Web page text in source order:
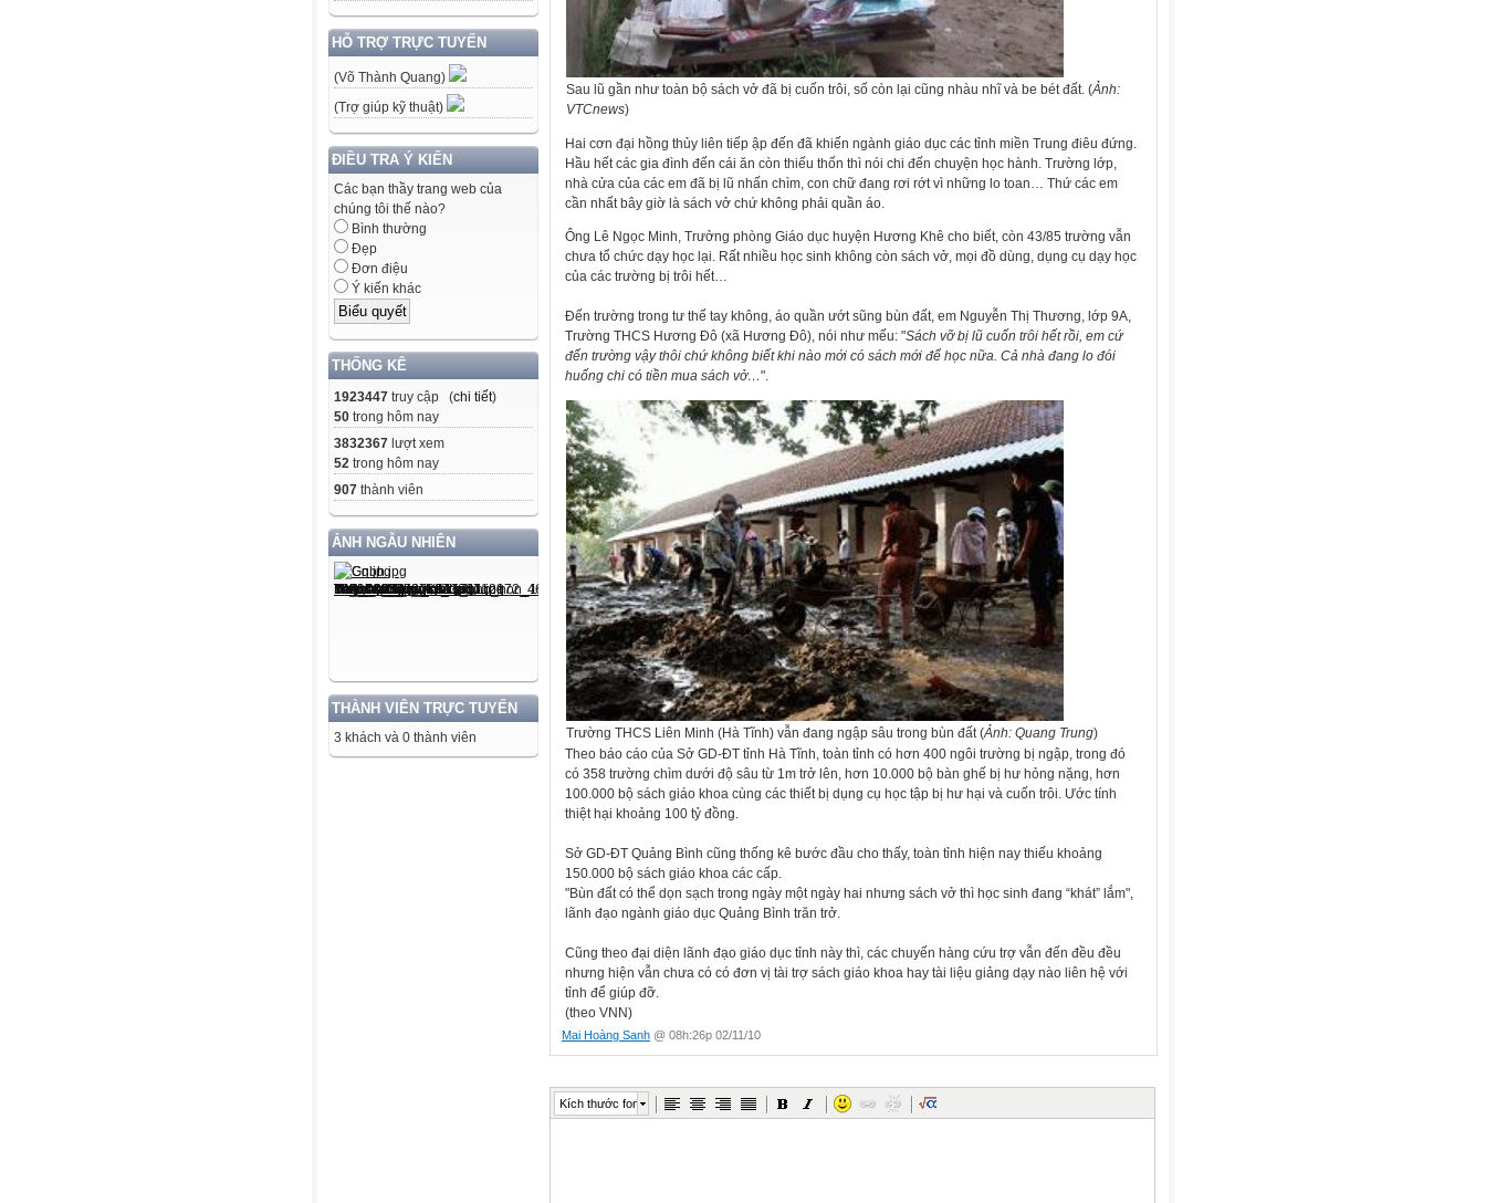
HỖ TRỢ TRỰC TUYẾN
(Võ Thành Quang)
(Trợ giúp kỹ thuật)
ĐIỀU TRA Ý KIẾN
Các bạn thầy trang web của
chúng tôi thế nào?
Bình thường
Đẹp
Đơn điệu
Ý kiến khác
THỐNG KÊ
1923447 truy cập (chi tiết)
50 trong hôm nay
3832367 lượt xem
52 trong hôm nay
907 thành viên
ẢNH NGẪU NHIÊN
THÀNH VIÊN TRỰC TUYẾN
3 khách và 0 thành viên
Sau lũ gần như toàn bộ sách vở đã bị cuốn trôi, số còn lại cũng nhàu nhĩ và be bét đất. (Ảnh:
VTCnews)
Hai cơn đại hồng thủy liên tiếp ập đến đã khiến ngành giáo dục các tỉnh miền Trung điêu đứng.
Hầu hết các gia đình đến cái ăn còn thiếu thốn thì nói chi đến chuyện học hành. Trường lớp,
nhà cửa của các em đã bị lũ nhấn chìm, con chữ đang rơi rớt vì những lo toan… Thứ các em
cần nhất bây giờ là sách vở chứ không phải quần áo.
Ông Lê Ngọc Minh, Trưởng phòng Giáo dục huyện Hương Khê cho biết, còn 43/85 trường vẫn
chưa tổ chức dạy học lại. Rất nhiều học sinh không còn sách vở, mọi đồ dùng, dụng cụ dạy học
của các trường bị trôi hết…
Đến trường trong tư thế tay không, áo quần ướt sũng bùn đất, em Nguyễn Thị Thương, lớp 9A,
Trường THCS Hương Đô (xã Hương Đô), nói như mếu: "Sách vỡ bị lũ cuốn trôi hết rồi, em cứ
đến trường vậy thôi chứ không biết khi nào mới có sách mới để học nữa. Cả nhà đang lo đói
huống chi có tiền mua sách vở…".
Trường THCS Liên Minh (Hà Tĩnh) vẫn đang ngập sâu trong bùn đất (Ảnh: Quang Trung)
Theo báo cáo của Sở GD-ĐT tỉnh Hà Tĩnh, toàn tỉnh có hơn 400 ngôi trường bị ngập, trong đó
có 358 trường chìm dưới độ sâu từ 1m trở lên, hơn 10.000 bộ bàn ghế bị hư hỏng nặng, hơn
100.000 bộ sách giáo khoa cùng các thiết bị dụng cụ học tập bị hư hại và cuốn trôi. Ước tính
thiệt hại khoảng 100 tỷ đồng.
Sở GD-ĐT Quảng Bình cũng thống kê bước đầu cho thấy, toàn tỉnh hiện nay thiếu khoảng
150.000 bộ sách giáo khoa các cấp.
"Bùn đất có thể dọn sạch trong ngày một ngày hai nhưng sách vở thì học sinh đang “khát” lắm",
lãnh đạo ngành giáo dục Quảng Bình trăn trở.
Cũng theo đại diện lãnh đạo giáo dục tỉnh này thì, các chuyến hàng cứu trợ vẫn đến đều đều
nhưng hiện vẫn chưa có có đơn vị tài trợ sách giáo khoa hay tài liệu giảng dạy nào liên hệ với
tỉnh để giúp đỡ.
(theo VNN)
Mai Hoàng Sanh @ 08h:26p 02/11/10
Kích thước font